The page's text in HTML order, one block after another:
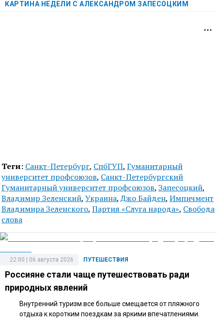
КАРТИНА НЕДЕЛИ С АЛЕКСАНДРОМ ЗАПЕСОЦКИМ
Теги: Санкт-Петербург, СпбГУП, Гуманитарный
университет профсоюзов, Санкт-Петербургский
Гуманитарный университет профсоюзов, Запесоцкий,
Владимир Зеленский, Украина,Джо Байден, Импичмент
Владимира Зеленского, Партия «Слуга народа», Свобода
слова
ПУТЕШЕСТВИЯ
22:00 | 06 августа 2026
Россияне стали чаще путешествовать ради
природных явлений
Внутренний туризм все больше смещается от пляжного
отдыха к коротким поездкам за яркими впечатлениями.